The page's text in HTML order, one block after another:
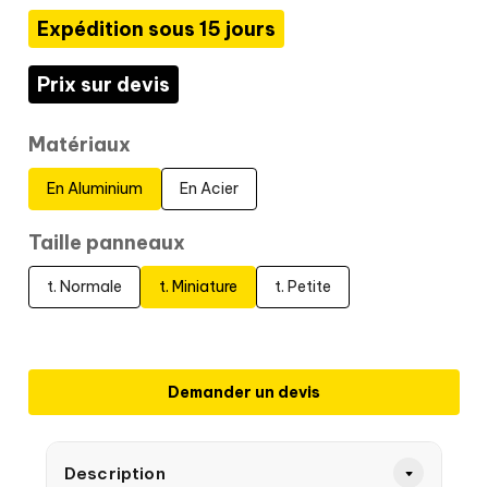
Expédition sous 15 jours
Prix sur devis
Matériaux
En Aluminium En Acier
Taille panneaux
t. Normale t. Miniature t. Petite
Demander un devis
Description